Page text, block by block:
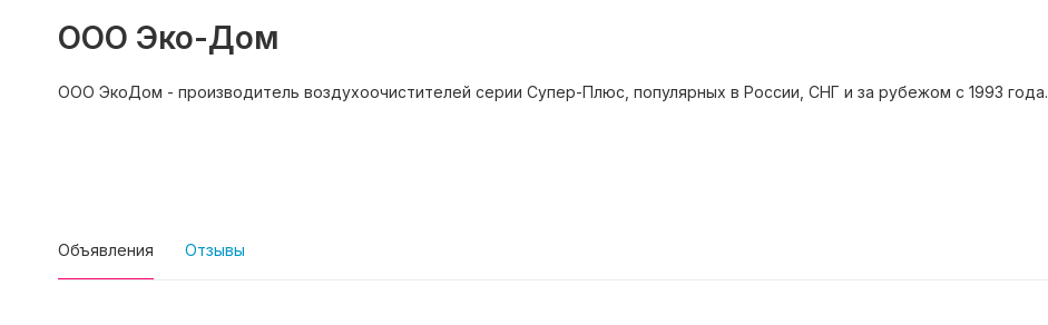
ООО Эко-Дом
ООО ЭкоДом - производитель воздухоочистителей серии Супер-Плюс, популярных в России, СНГ и за рубежом с 1993 года.
Объявления Отзывы